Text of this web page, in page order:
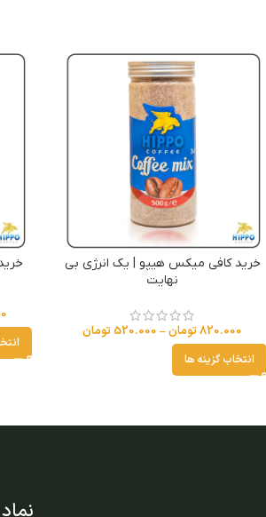
خرید کافی میکس هیپو | یک انرژی بی
نهایت
820.000تومان–
520.000 تومان
انتخاب گزینه ها